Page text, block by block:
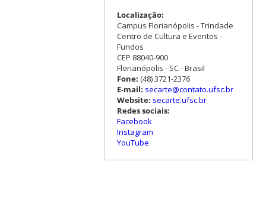
Localização:
Campus Florianópolis - Trindade
Centro de Cultura e Eventos -
Fundos
CEP 88040-900
Florianópolis - SC - Brasil
Fone: (48) 3721-2376
E-mail: secarte@contato.ufsc.br
Website: secarte.ufsc.br
Redes sociais:
Facebook
Instagram
YouTube